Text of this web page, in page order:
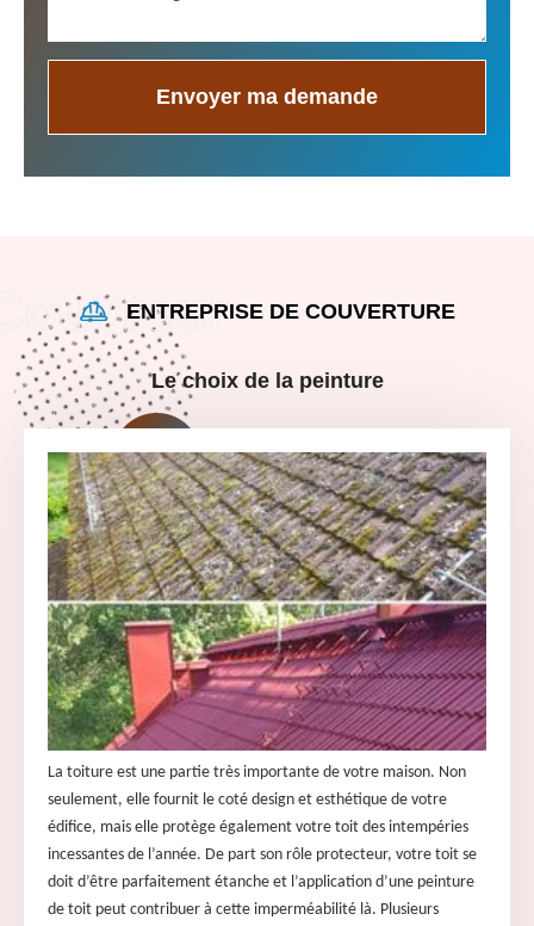
ENTREPRISE DE COUVERTURE
Le choix de la peinture
La toiture est une partie très importante de votre maison. Non
seulement, elle fournit le coté design et esthétique de votre
édifice, mais elle protège également votre toit des intempéries
incessantes de l’année. De part son rôle protecteur, votre toit se
doit d’être parfaitement étanche et l’application d’une peinture
de toit peut contribuer à cette imperméabilité là. Plusieurs